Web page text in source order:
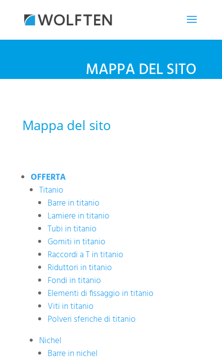
MAPPA DEL SITO
Mappa del sito
OFFERTA
Titanio
Barre in titanio
Lamiere in titanio
Tubi in titanio
Gomiti in titanio
Raccordi a T in titanio
Riduttori in titanio
Fondi in titanio
Elementi di fissaggio in titanio
Viti in titanio
Polveri sferiche di titanio
Nichel
Barre in nichel